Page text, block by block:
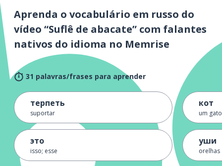
Aprenda o vocabulário em russo do
vídeo “Suflê de abacate” com falantes
nativos do idioma no Memrise
31 palavras/frases para aprender
терпеть
suportar
это
isso; esse
кот
um gato
уши
orelhas